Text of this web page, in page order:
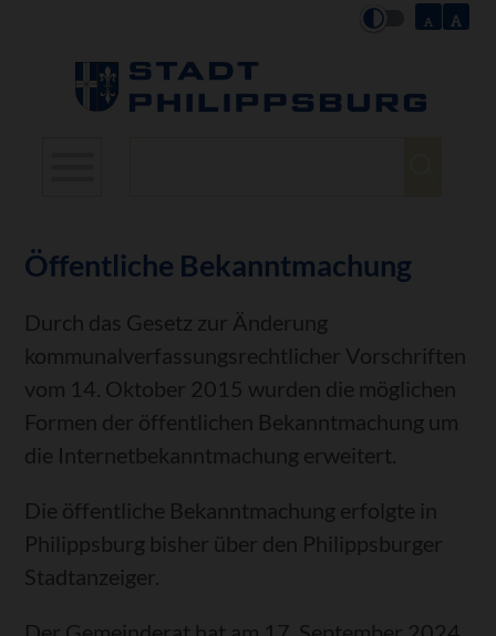
Öffentliche Bekanntmachung
Durch das Gesetz zur Änderung
kommunalverfassungsrechtlicher Vorschriften
vom 14. Oktober 2015 wurden die möglichen
Formen der öffentlichen Bekanntmachung um
die Internetbekanntmachung erweitert.
Die öffentliche Bekanntmachung erfolgte in
Philippsburg bisher über den Philippsburger
Stadtanzeiger.